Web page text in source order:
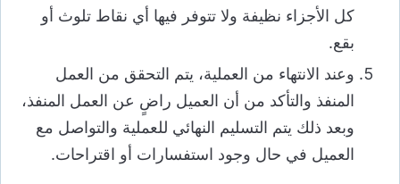
كل الأجزاء نظيفة ولا تتوفر فيها أي نقاط تلوث أو
بقع.
وعند الانتهاء من العملية، يتم التحقق من العمل
المنفذ والتأكد من أن العميل راضٍ عن العمل المنفذ،
وبعد ذلك يتم التسليم النهائي للعملية والتواصل مع
العميل في حال وجود استفسارات أو اقتراحات.